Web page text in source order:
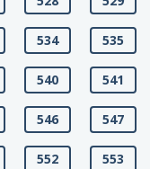
534 535
540 541
546 547
552 553